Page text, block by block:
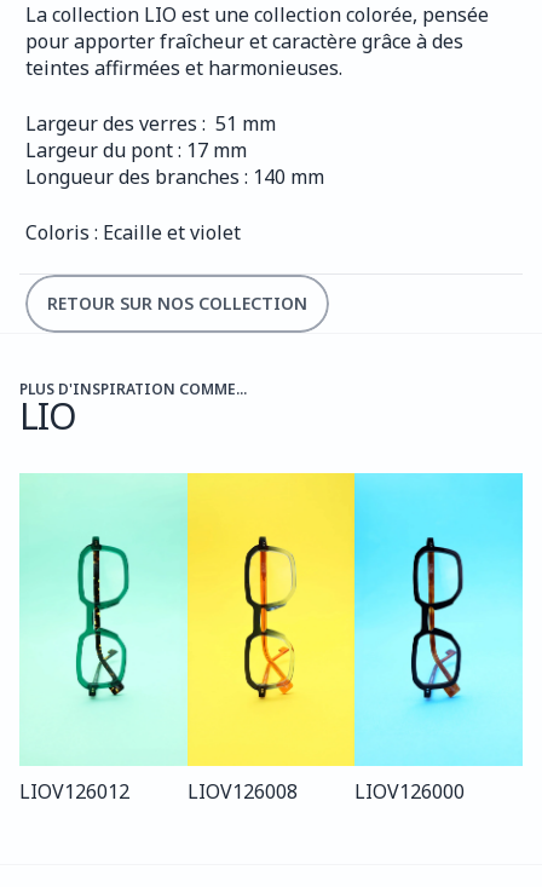
La collection LIO est une collection colorée, pensée
pour apporter fraîcheur et caractère grâce à des
teintes affirmées et harmonieuses.
Largeur des verres :  51 mm
Largeur du pont : 17 mm
Longueur des branches : 140 mm
Coloris : Ecaille et violet
RETOUR SUR NOS COLLECTION
PLUS D'INSPIRATION COMME...
LIO
LIOV126012 LIOV126008 LIOV126000